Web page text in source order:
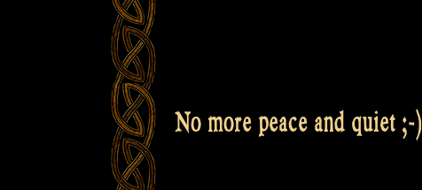
No more peace and quiet ;-)